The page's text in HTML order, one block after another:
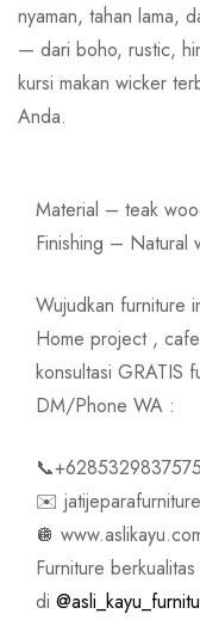
nyaman, tahan lama,
— dari boho, rustic,
kursi makan wicker
Anda.
Material – teak
Finishing – Natural
Wujudkan furniture
Home project ,
konsultasi GRATIS
DM/Phone WA :
📞+6285329837575
✉️
🪩
Furniture
di